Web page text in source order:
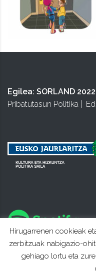
Egilea: SORLAND 2022
Pribatutasun Politika
Hirugarrenen cookieak
zerbitzuak nabigazio-
gehiago lortu eta